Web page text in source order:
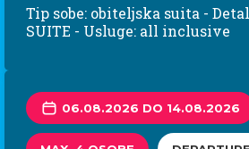
Tip sobe: obiteljska suita -
SUITE - Usluge: all inclusive
06.08.2026 DO 14.08.2026